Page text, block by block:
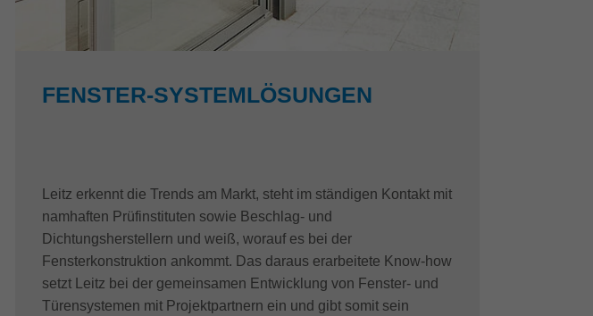
FENSTER-SYSTEMLÖSUNGEN
Leitz erkennt die Trends am Markt, steht im ständigen Kontakt mit
namhaften Prüfinstituten sowie Beschlag- und
Dichtungsherstellern und weiß, worauf es bei der
Fensterkonstruktion ankommt. Das daraus erarbeitete Know-how
setzt Leitz bei der gemeinsamen Entwicklung von Fenster- und
Türensystemen mit Projektpartnern ein und gibt somit sein